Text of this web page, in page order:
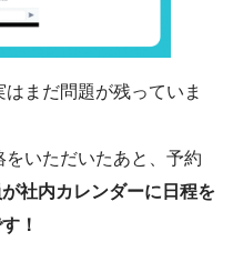
まだ問題が残っていま
いただいたあと、予約
社内カレンダーに日程を
！